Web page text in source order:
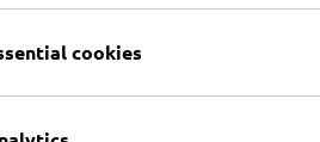
Mittel mit
werden.
Form zum Jahresende 2016
cookies